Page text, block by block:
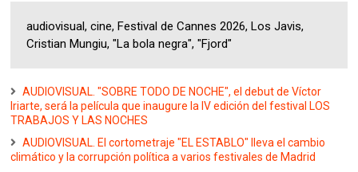
audiovisual, cine, Festival de Cannes 2026, Los Javis,
Cristian Mungiu, "La bola negra", "Fjord"
AUDIOVISUAL. "SOBRE TODO DE NOCHE", el debut de Víctor
Iriarte, será la película que inaugure la IV edición del festival LOS
TRABAJOS Y LAS NOCHES
AUDIOVISUAL. El cortometraje "EL ESTABLO" lleva el cambio
climático y la corrupción política a varios festivales de Madrid